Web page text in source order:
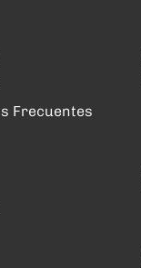
Frecuentes